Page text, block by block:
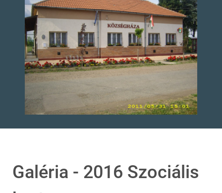
Galéria - 2016 Szociális